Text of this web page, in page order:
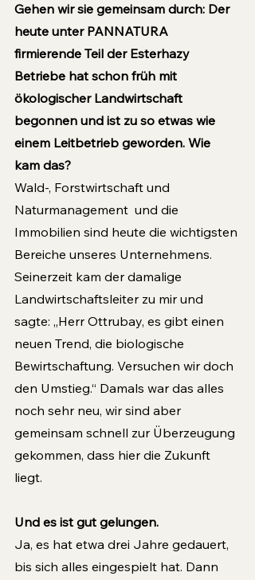
Gehen wir sie gemeinsam durch: Der
heute unter PANNATURA
firmierende Teil der Esterhazy
Betriebe hat schon früh mit
ökologischer Landwirtschaft
begonnen und ist zu so etwas wie
einem Leitbetrieb geworden. Wie
kam das?
Wald-, Forstwirtschaft und
Naturmanagement  und die
Immobilien sind heute die wichtigsten
Bereiche unseres Unternehmens.
Seinerzeit kam der damalige
Landwirtschaftsleiter zu mir und
sagte: „Herr Ottrubay, es gibt einen
neuen Trend, die biologische
Bewirtschaftung. Versuchen wir doch
den Umstieg.“ Damals war das alles
noch sehr neu, wir sind aber
gemeinsam schnell zur Überzeugung
gekommen, dass hier die Zukunft
liegt.
Und es ist gut gelungen.
Ja, es hat etwa drei Jahre gedauert,
bis sich alles eingespielt hat. Dann